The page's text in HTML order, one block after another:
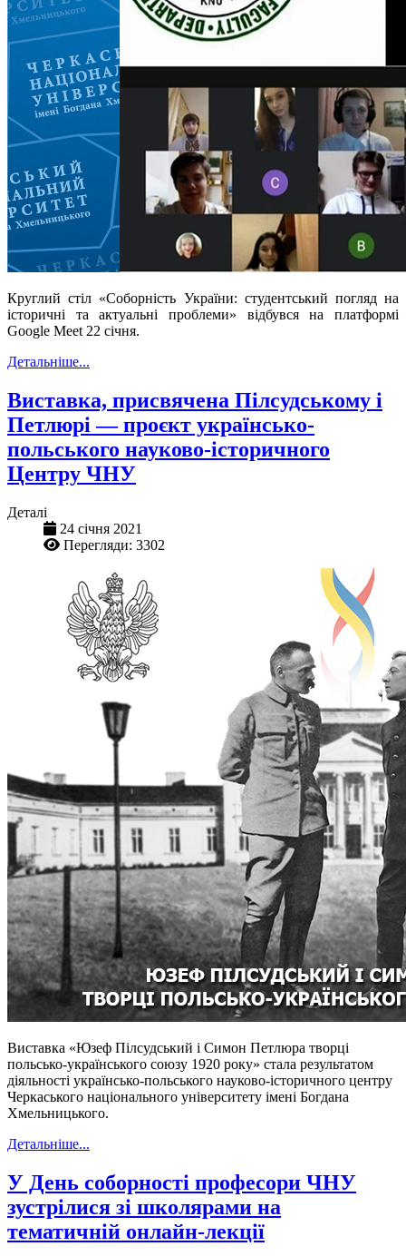
Круглий стіл «Соборність України: студентський погляд на
історичні та актуальні проблеми» відбувся на платформі
Google Meet 22 січня.
Детальніше...
Виставка, присвячена Пілсудському і
Петлюрі — проєкт українсько-
польського науково-історичного
Центру ЧНУ
Деталі
24 січня 2021
Перегляди: 3302
Виставка «Юзеф Пілсудський і Симон Петлюра творці
польсько-українського союзу 1920 року» стала результатом
діяльності українсько-польського науково-історичного центру
Черкаського національного університету імені Богдана
Хмельницького.
Детальніше...
У День соборності професори ЧНУ
зустрілися зі школярами на
тематичній онлайн-лекції